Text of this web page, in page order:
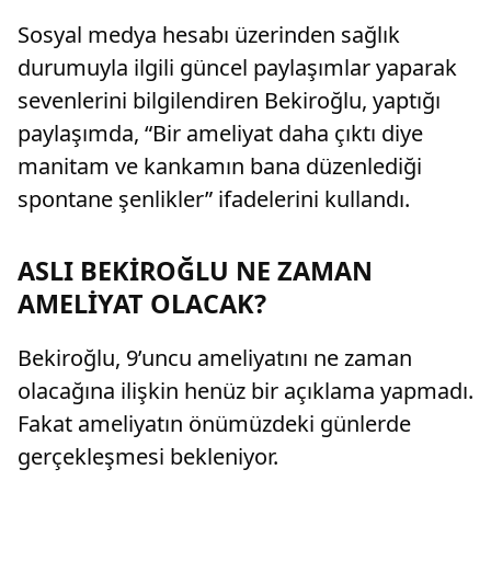
Sosyal medya hesabı üzerinden sağlık
durumuyla ilgili güncel paylaşımlar yaparak
sevenlerini bilgilendiren Bekiroğlu, yaptığı
paylaşımda, “Bir ameliyat daha çıktı diye
manitam ve kankamın bana düzenlediği
spontane şenlikler” ifadelerini kullandı.
ASLI BEKİROĞLU NE ZAMAN
AMELİYAT OLACAK?
Bekiroğlu, 9’uncu ameliyatını ne zaman
olacağına ilişkin henüz bir açıklama yapmadı.
Fakat ameliyatın önümüzdeki günlerde
gerçekleşmesi bekleniyor.